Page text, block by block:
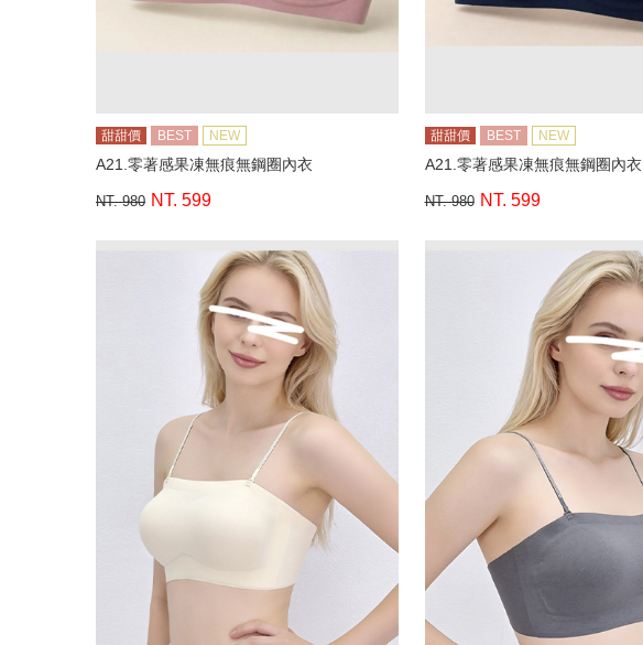
甜甜價 BEST NEW
A21.零著感果凍無痕無鋼圈內衣
NT. 980 NT. 599
甜甜價 BEST NEW
A21.零著感果凍無痕無鋼圈內衣
NT. 980 NT. 599